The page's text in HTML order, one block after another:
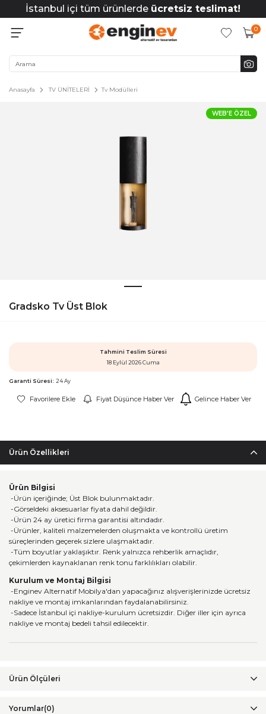
İstanbul içi tüm ürünlerde ücretsiz teslimat!
0
Anasayfa TV ÜNİTELERİ Tv Modülleri
WEB'E ÖZEL
Gradsko Tv Üst Blok
Tahmini Teslim Süresi
18 Eylül 2026 Cuma
Garanti Süresi: 24 Ay
Favorilere Ekle Fiyat Düşünce Haber Ver Gelince Haber Ver
Ürün Özellikleri
Ürün Bilgisi
-Ürün içeriğinde; Üst Blok bulunmaktadır.
-Görseldeki aksesuarlar fiyata dahil değildir.
-Ürün 24 ay üretici firma garantisi altındadır.
-Ürünler, kaliteli malzemelerden oluşmakta ve kontrollü üretim
süreçlerinden geçerek sizlere ulaşmaktadır.
-Tüm boyutlar yaklaşıktır. Renk yalnızca rehberlik amaçlıdır,
çekimlerden kaynaklanan renk tonu farklılıkları olabilir.
Kurulum ve Montaj Bilgisi
-Enginev Alternatif Mobilya'dan yapacağınız alışverişlerinizde ücretsiz
nakliye ve montaj imkanlarından faydalanabilirsiniz.
-Sadece İstanbul içi nakliye-kurulum ücretsizdir. Diğer iller için ayrıca
nakliye ve montaj bedeli tahsil edilecektir.
Yorumlar(0)